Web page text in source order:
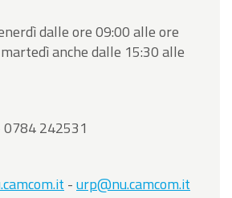
dalle ore 09:00 alle ore
anche dalle 15:30 alle
242531
-urp@nu.camcom.it